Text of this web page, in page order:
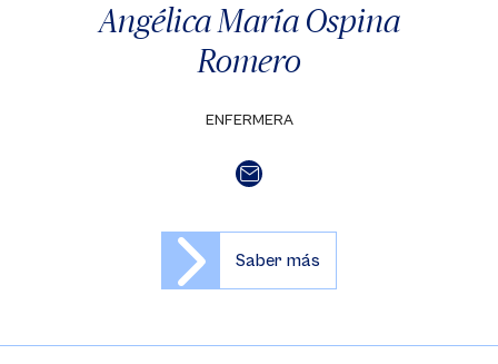
Angélica María Ospina
Romero
ENFERMERA
Saber más